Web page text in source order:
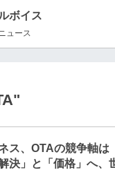
ボイス
ュース
ス、OTAの競争軸は
決」と「価格」へ、